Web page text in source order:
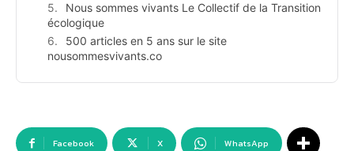
Nous sommes vivants Le Collectif de la Transition
écologique
500 articles en 5 ans sur le site
nousommesvivants.co
Facebook X WhatsApp